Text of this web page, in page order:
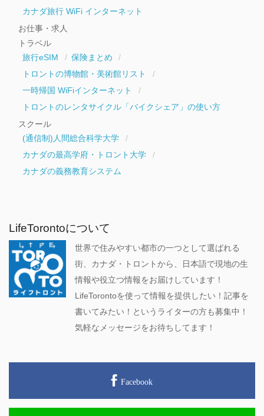
カナダ旅行 WiFi インターネット
お仕事・求人
トラベル
旅行eSIM
保険まとめ
トロントの博物館・美術館リスト
一時帰国 WiFiインターネット
トロントのレンタサイクル「バイクシェア」の使い方
スクール
(通信制)人間総合科学大学
カナダの最高学府・トロント大学
カナダの義務教育システム
LifeTorontoについて
世界で住みやすい都市の一つとして選ばれる
街、カナダ・トロントから、日本語で現地の生
情報や役立つ情報をお届けしています！
LifeTorontoを使って情報を提供したい！記事を
書いてみたい！というライターの方も募集中！
気軽なメッセージをお待ちしてます！
Facebook